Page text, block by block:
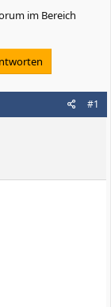
im Bereich
#1